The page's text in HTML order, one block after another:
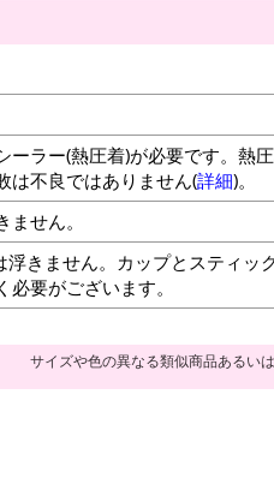
ーラー(熱圧着)が必要です。熱
は不良ではありません(詳細)。
せん。
きません。カップとスティッ
要がございます。
サイズや色の異なる類似商品あるい